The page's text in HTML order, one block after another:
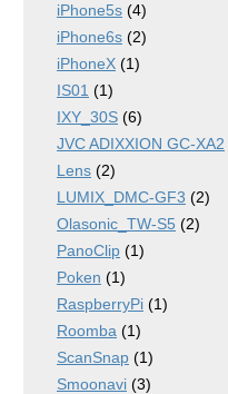
iPhone5s (4)
iPhone6s (2)
iPhoneX (1)
IS01 (1)
IXY_30S (6)
JVC ADIXXION GC-XA2
Lens (2)
LUMIX_DMC-GF3 (2)
Olasonic_TW-S5 (2)
PanoClip (1)
Poken (1)
RaspberryPi (1)
Roomba (1)
ScanSnap (1)
Smoonavi (3)